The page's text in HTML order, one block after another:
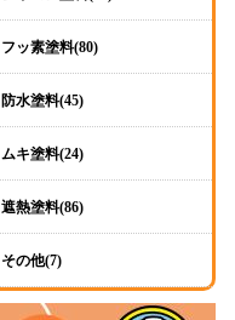
フッ素塗料(80)
防水塗料(45)
ムキ塗料(24)
遮熱塗料(86)
その他(7)